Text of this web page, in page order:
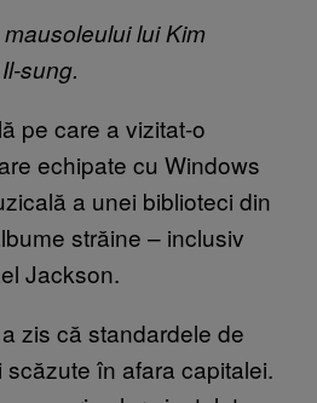
lui Kim
sung.
pe care a vizitat-o
echipate cu Windows
a unei biblioteci din
străine – inclusiv
Jackson.
zis că standardele de
în afara capitalei.